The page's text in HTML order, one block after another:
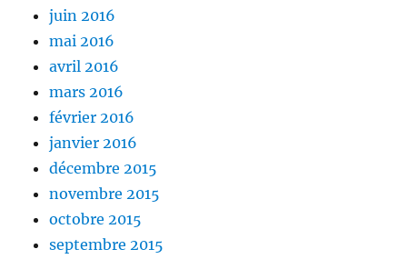
juin 2016
mai 2016
avril 2016
mars 2016
février 2016
janvier 2016
décembre 2015
novembre 2015
octobre 2015
septembre 2015